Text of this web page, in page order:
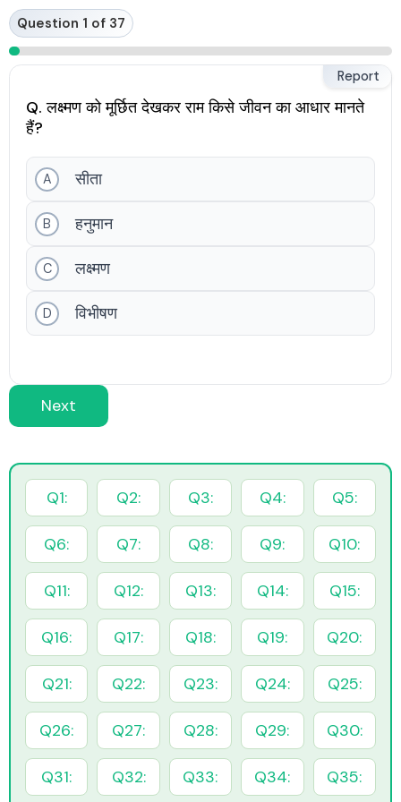
Skip
to
content
Question 1 of 37
Q. लक्ष्मण को मूर्छित देखकर राम किसे जीवन का आधार मानते
हैं?
A सीता
B हनुमान
C लक्ष्मण
D विभीषण
Report
Next
Q1: Q2: Q3: Q4: Q5:
Q6: Q7: Q8: Q9: Q10:
Q11: Q12: Q13: Q14: Q15:
Q16: Q17: Q18: Q19: Q20:
Q21: Q22: Q23: Q24: Q25:
Q26: Q27: Q28: Q29: Q30:
Q31: Q32: Q33: Q34: Q35: